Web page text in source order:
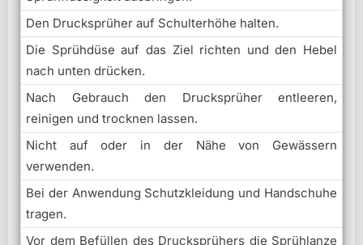
Den Drucksprüher auf Schulterhöhe halten.
Die Sprühdüse auf das Ziel richten und den Hebel
nach unten drücken.
Nach Gebrauch den Drucksprüher entleeren,
reinigen und trocknen lassen.
Nicht auf oder in der Nähe von Gewässern
verwenden.
Bei der Anwendung Schutzkleidung und Handschuhe
tragen.
Vor dem Befüllen des Drucksprühers die Sprühlanze